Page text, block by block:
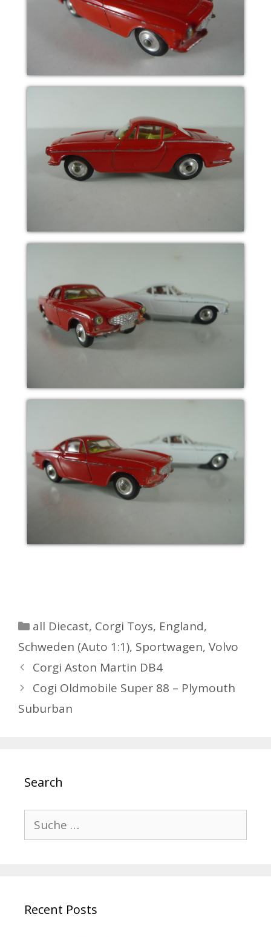
Kategorien
all Diecast, Corgi Toys, England,
Schweden (Auto 1:1), Sportwagen, Volvo
Beitrags-
Navigation
Corgi Aston Martin DB4
Cogi Oldmobile Super 88 – Plymouth
Suburban
Search
nach:
Recent Posts